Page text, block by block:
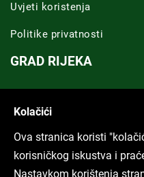
Uvjeti koristenja
Politike privatnosti
GRAD RIJEKA
ARHIVA TEKSTOVA
Kolačići
Ova stranica koristi
korisničkog iskustva i
Nastavkom korištenja